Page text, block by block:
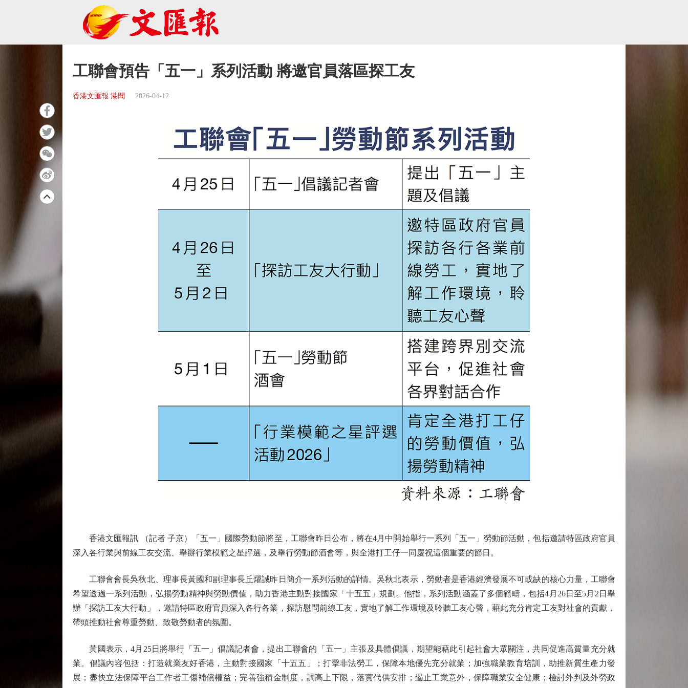
工聯會預告「五一」系列活動 將邀官員落區探工友
香港文匯報 港聞 2026-04-12
香港文匯報訊 （記者 子京）「五一」國際勞動節將至，工聯會昨日公布，將在4月中開始舉行一系列「五一」勞動節活動，包括邀請特區政府官員
深入各行業與前線工友交流、舉辦行業模範之星評選，及舉行勞動節酒會等，與全港打工仔一同慶祝這個重要的節日。
工聯會會長吳秋北、理事長黃國和副理事長丘燿誠昨日簡介一系列活動的詳情。吳秋北表示，勞動者是香港經濟發展不可或缺的核心力量，工聯會
希望透過一系列活動，弘揚勞動精神與勞動價值，助力香港主動對接國家「十五五」規劃。他指，系列活動涵蓋了多個範疇，包括4月26日至5月2日舉
辦「探訪工友大行動」，邀請特區政府官員深入各行各業，探訪慰問前線工友，實地了解工作環境及聆聽工友心聲，藉此充分肯定工友對社會的貢獻，
帶頭推動社會尊重勞動、致敬勞動者的氛圍。
黃國表示，4月25日將舉行「五一」倡議記者會，提出工聯會的「五一」主張及具體倡議，期望能藉此引起社會大眾關注，共同促進高質量充分就
業。倡議內容包括：打造就業友好香港，主動對接國家「十五五」；打擊非法勞工，保障本地優先充分就業；加強職業教育培訓，助推新質生產力發
展；盡快立法保障平台工作者工傷補償權益；完善強積金制度，調高上下限，落實代供安排；遏止工業意外，保障職業安全健康；檢討外判及外勞政